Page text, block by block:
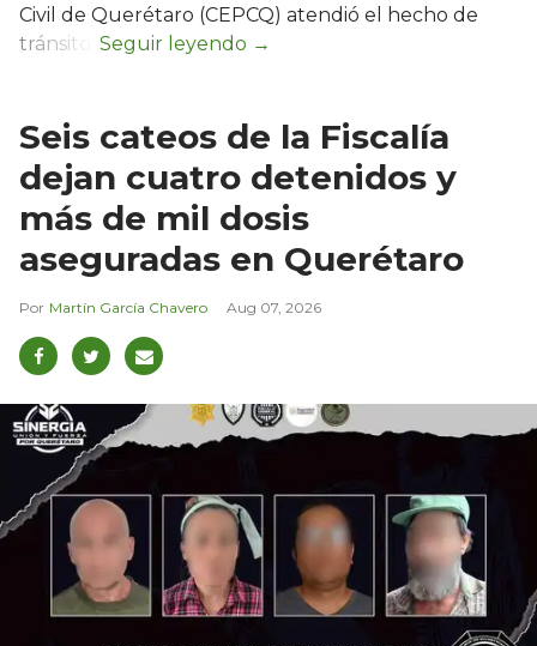
Civil de Querétaro (CEPCQ) atendió el hecho de
tránsito.
Seis cateos de la Fiscalía
dejan cuatro detenidos y
más de mil dosis
aseguradas en Querétaro
Martín García Chavero Aug 07, 2026